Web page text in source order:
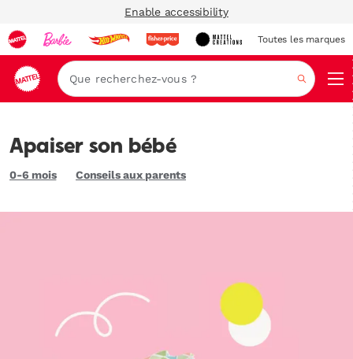
Enable accessibility
Toutes les marques
Apaiser son bébé
0-6 mois Conseils aux parents